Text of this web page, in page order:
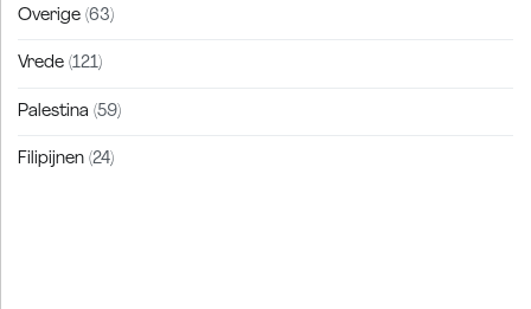
Overige (63)
Vrede (121)
Palestina (59)
Filipijnen (24)